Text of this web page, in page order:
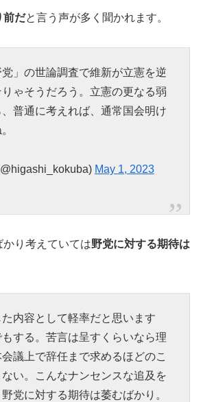
前だと言う声が多く聞かれます。
党」の世論調査で維新が立憲を逆
ゃそうだろう。立憲の更なる弱
普通に考えれば、通常国会明け
May 1, 2023
り考えていては野党に対する期待は
内容として軽率だと思います
する。苦言は呈すくらいなら理
議上で辞任まで求めるほどのこ
い。こんなナンセンスな追及を
党に対する期待は萎むばかり。